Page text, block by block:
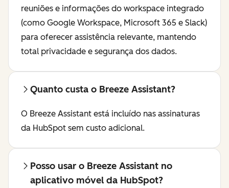
reuniões e informações do workspace integrado
(como Google Workspace, Microsoft 365 e Slack)
para oferecer assistência relevante, mantendo
total privacidade e segurança dos dados.
Quanto custa o Breeze Assistant?
O Breeze Assistant está incluído nas assinaturas
da HubSpot sem custo adicional.
Posso usar o Breeze Assistant no
aplicativo móvel da HubSpot?